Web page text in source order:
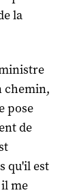
la
chemin,
pose
de
qu'il est
me